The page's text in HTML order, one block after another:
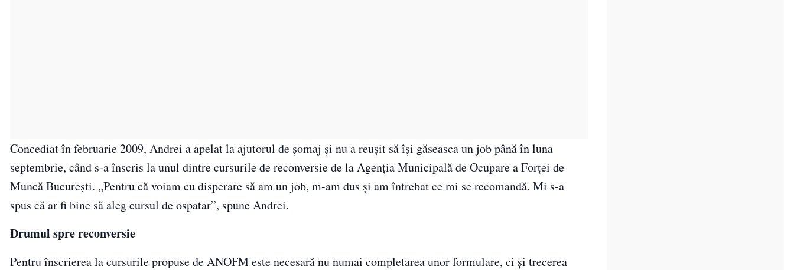
Concediat în februarie 2009, Andrei a apelat la ajutorul de şomaj şi nu a reuşit să îşi găseasca un job până în luna
septembrie, când s-a înscris la unul dintre cursurile de reconversie de la Agenţia Municipală de Ocupare a Forţei de
Muncă Bucureşti. „Pentru că voiam cu disperare să am un job, m-am dus şi am întrebat ce mi se recomandă. Mi s-a
spus că ar fi bine să aleg cursul de ospatar”, spune Andrei.
Drumul spre reconversie
Pentru înscrierea la cursurile propuse de ANOFM este necesară nu numai completarea unor formulare, ci şi trecerea